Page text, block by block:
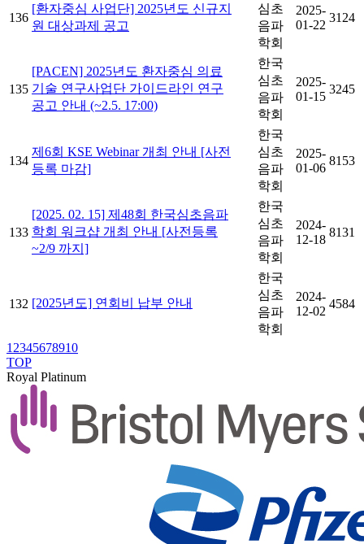
136
[환자중심 사업단] 2025년도 신규지
원 대상과제 공고
심초
음파
학회
2025-
01-22
3124
135
[PACEN] 2025년도 환자중심 의료
기술 연구사업단 가이드라인 연구
공고 안내 (~2.5. 17:00)
한국
심초
음파
학회
2025-
01-15
3245
134
제6회 KSE Webinar 개최 안내 [사전
등록 마감]
한국
심초
음파
학회
2025-
01-06
8153
133
[2025. 02. 15] 제48회 한국심초음파
학회 워크샵 개최 안내 [사전등록
~2/9 까지]
한국
심초
음파
학회
2024-
12-18
8131
132 [2025년도] 연회비 납부 안내
한국
심초
음파
학회
2024-
12-02
4584
1 2345678910
TOP
Royal Platinum